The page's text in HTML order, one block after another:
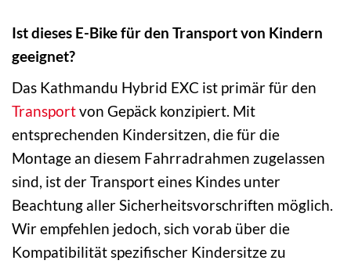
Ist dieses E-Bike für den Transport von Kindern
geeignet?
Das Kathmandu Hybrid EXC ist primär für den
Transportvon Gepäck konzipiert. Mit
entsprechenden Kindersitzen, die für die
Montage an diesem Fahrradrahmen zugelassen
sind, ist der Transport eines Kindes unter
Beachtung aller Sicherheitsvorschriften möglich.
Wir empfehlen jedoch, sich vorab über die
Kompatibilität spezifischer Kindersitze zu